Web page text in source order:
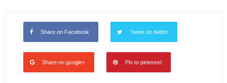
Share on Facebook Tweet on twitter
Share on google+ Pin to pinterest